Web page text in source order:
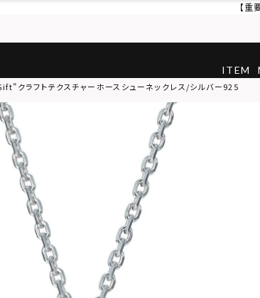
【
ITEM
クラフトテクスチャーホースシューネックレス/シルバー925